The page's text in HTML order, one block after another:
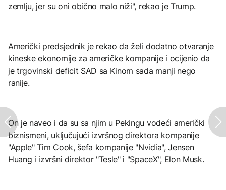
zemlju, jer su oni obično malo niži", rekao je Trump.
Američki predsjednik je rekao da želi dodatno otvaranje
kineske ekonomije za američke kompanije i ocijenio da
je trgovinski deficit SAD sa Kinom sada manji nego
ranije.
On je naveo i da su sa njim u Pekingu vodeći američki
biznismeni, uključujući izvršnog direktora kompanije
"Apple" Tim Cook, šefa kompanije "Nvidia", Jensen
Huang i izvršni direktor "Tesle" i "SpaceX", Elon Musk.